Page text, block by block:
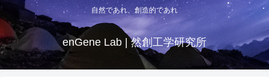
自然であれ、創造的であれ
enGene Lab | 然創工学研究所